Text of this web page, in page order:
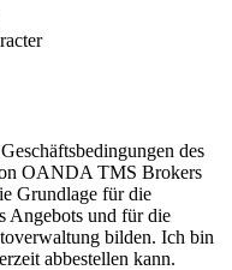
des
OANDA TMS Brokers
Grundlage für die
Angebots und für die
bilden. Ich bin
abbestellen kann.